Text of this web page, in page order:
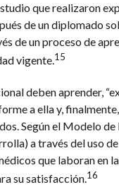
que realizaron
de un diplomado
de un proceso de
vigente.15
deben aprender,
a ella y,
Según el Modelo
a través del uso
que laboran en
su satisfacción.16